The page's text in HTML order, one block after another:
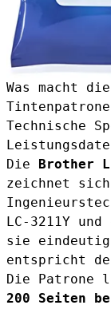
Was macht
Technische
Die Brother
zeichnet
LC-3211Y
sie
entspricht
Die Patrone
200 Seiten